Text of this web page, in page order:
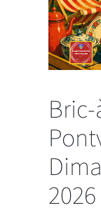
2026